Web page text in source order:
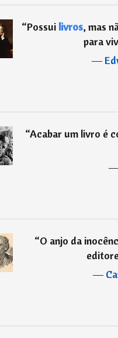
“Possui livros, mas
para
―
“Acabar um livro é
“O anjo da
―